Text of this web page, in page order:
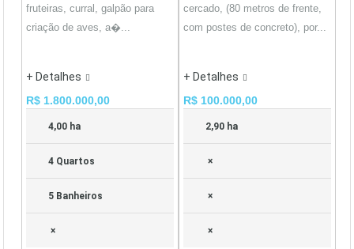
fruteiras, curral, galpão para
criação de aves, a�...
+ Detalhes
R$ 1.800.000,00
4,00 ha
4 Quartos
5 Banheiros
×
cercado, (80 metros de frente,
com postes de concreto), por...
+ Detalhes
R$ 100.000,00
2,90 ha
×
×
×